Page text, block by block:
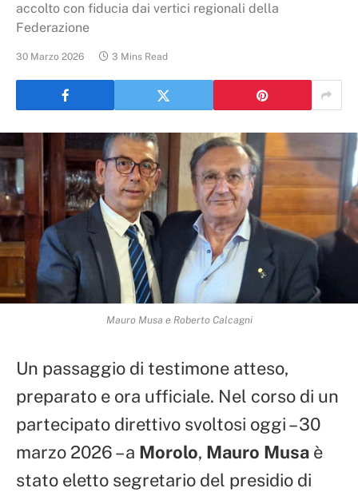
accolto con fiducia dai vertici regionali della
Federazione
30 Marzo 2026 3 Mins Read
Mauro Musa e Roberto Calcagni
Un passaggio di testimone atteso,
preparato e ora ufficiale. Nel corso di un
partecipato direttivo svoltosi oggi – 30
marzo 2026 – a Morolo, Mauro Musa è
stato eletto segretario del presidio di